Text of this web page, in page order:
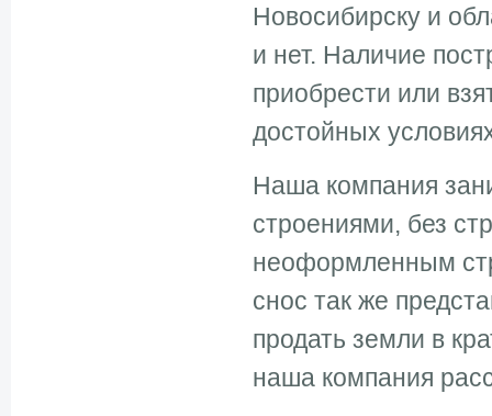
Новосибирску и
и нет. Наличие
приобрести или
достойных
Наша компания
строениями, без
неоформленным
снос так же
продать земли в
наша компания